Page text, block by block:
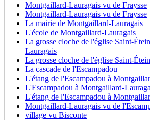
Montgaillard-Lauragais vu de Fraysse
Montgaillard-Lauragais vu de Fraysse
La mairie de Montgaillard-Lauragais
L'école de Montgaillard-Lauragais
La grosse cloche de l'église Saint-
Lauragais
La grosse cloche de l'église Saint-
La cascade de l'Escampadou
L'étang de l'Escampadou à
L'Escampadou à Montgaillard-
L'étang de l'Escampadou à
Montgaillard-Lauragais vu de
village vu Bisconte